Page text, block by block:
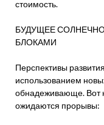
стоимость.
БУДУЩЕЕ
БЛОКАМИ
Перспективы
использованием
обнадеживающе. Вот
ожидаются прорывы: